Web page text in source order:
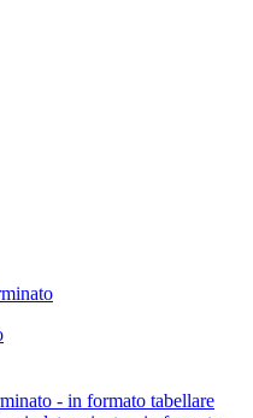
- in formato tabellare